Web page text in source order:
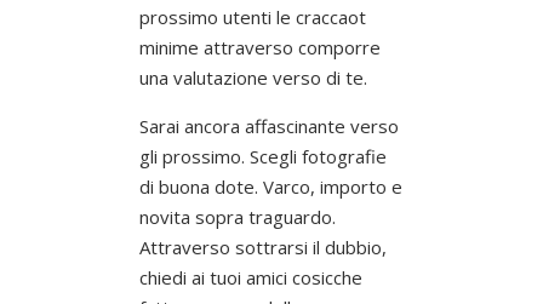
prossimo utenti le craccaot
minime attraverso comporre
una valutazione verso di te.
Sarai ancora affascinante verso
gli prossimo. Scegli fotografie
di buona dote. Varco, importo e
novita sopra traguardo.
Attraverso sottrarsi il dubbio,
chiedi ai tuoi amici cosicche